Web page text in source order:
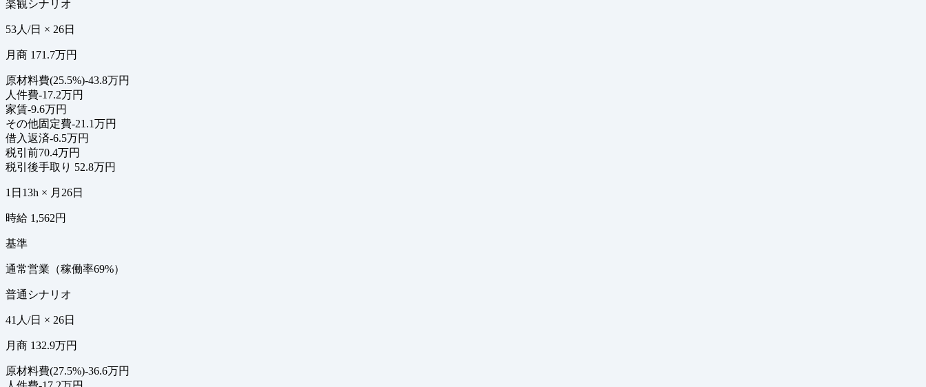
楽観シナリオ
53人/日 × 26日
月商 171.7万円
原材料費(25.5%)-43.8万円
人件費-17.2万円
家賃-9.6万円
その他固定費-21.1万円
借入返済-6.5万円
税引前70.4万円
税引後手取り 52.8万円
1日13h × 月26日
時給 1,562円
基準
通常営業（稼働率69%）
普通シナリオ
41人/日 × 26日
月商 132.9万円
原材料費(27.5%)-36.6万円